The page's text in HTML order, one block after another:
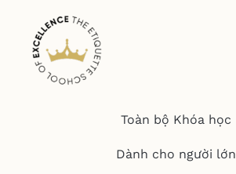
Toàn bộ Khóa học
Dành cho người lớn